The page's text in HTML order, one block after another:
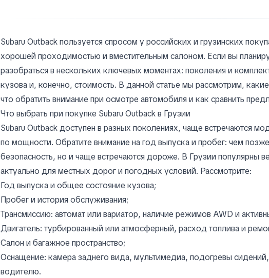
Subaru Outback пользуется спросом у российских и грузинских
хорошей проходимостью и вместительным салоном. Если вы
разобраться в нескольких ключевых моментах: поколения и
кузова и, конечно, стоимость. В данной статье мы рассмотрим,
что обратить внимание при осмотре автомобиля и как сравнить
Что выбрать при покупке Subaru Outback в Грузии
Subaru Outback доступен в разных поколениях, чаще встречаются
по мощности. Обратите внимание на год выпуска и пробег: чем
безопасность, но и чаще встречаются дороже. В Грузии популярны
актуально для местных дорог и погодных условий. Рассмотрите:
Год выпуска и общее состояние кузова;
Пробег и история обслуживания;
Трансмиссию: автомат или вариатор, наличие режимов AWD и
Двигатель: турбированный или атмосферный, расход топлива и
Салон и багажное пространство;
Оснащение: камера заднего вида, мультимедиа, подогревы
водителю.